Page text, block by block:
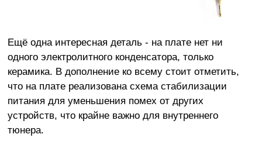
Ещё одна интересная деталь - на плате нет ни
одного электролитного конденсатора, только
керамика. В дополнение ко всему стоит отметить,
что на плате реализована схема стабилизации
питания для уменьшения помех от других
устройств, что крайне важно для внутреннего
тюнера.